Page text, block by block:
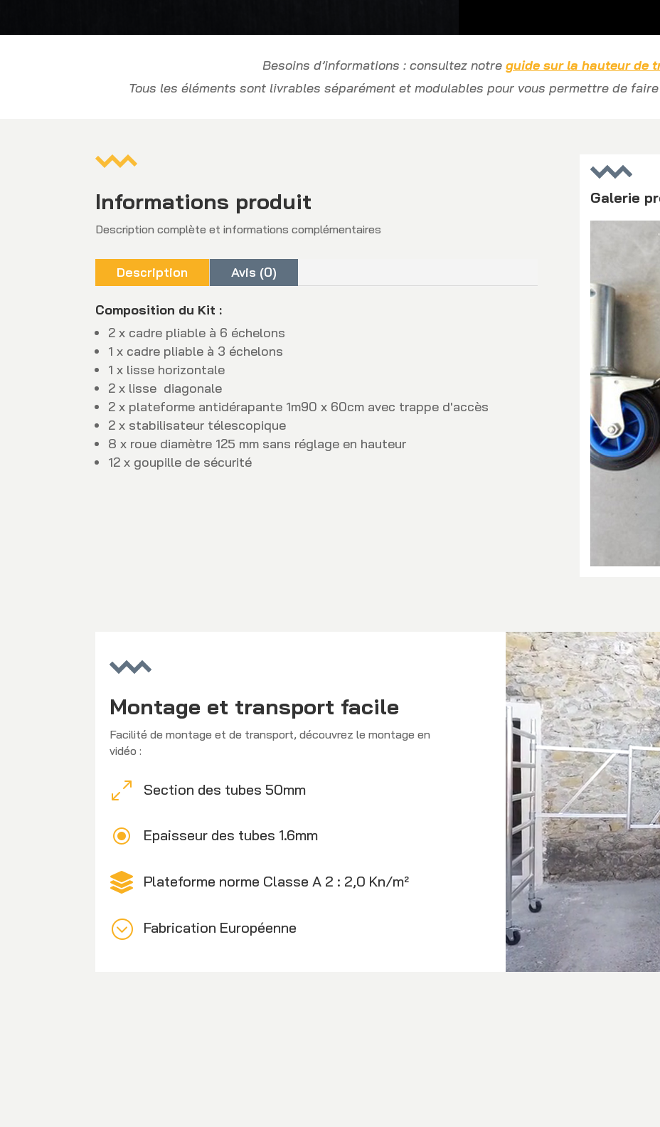
Besoins d’informations : consultez notre guide sur la hauteur de
Tous les éléments sont livrables séparément et modulables pour vous permettre de
Informations produit
Description complète et informations complémentaires
Description Avis (0)
Composition du Kit :
2 x cadre pliable à 6 échelons
1 x cadre pliable à 3 échelons
1 x lisse horizontale
2 x lisse diagonale
2 x plateforme antidérapante 1m90 x 60cm avec trappe d'accès
2 x stabilisateur télescopique
8 x roue diamètre 125 mm sans réglage en hauteur
12 x goupille de sécurité
Galerie
Montage et transport facile
Facilité de montage et de transport, découvrez le montage en
vidéo :
0 Section des tubes 50mm
\ Epaisseur des tubes 1.6mm
 Plateforme norme Classe A 2 : 2,0 Kn/m²
; Fabrication Européenne
Lecteur
vidéo